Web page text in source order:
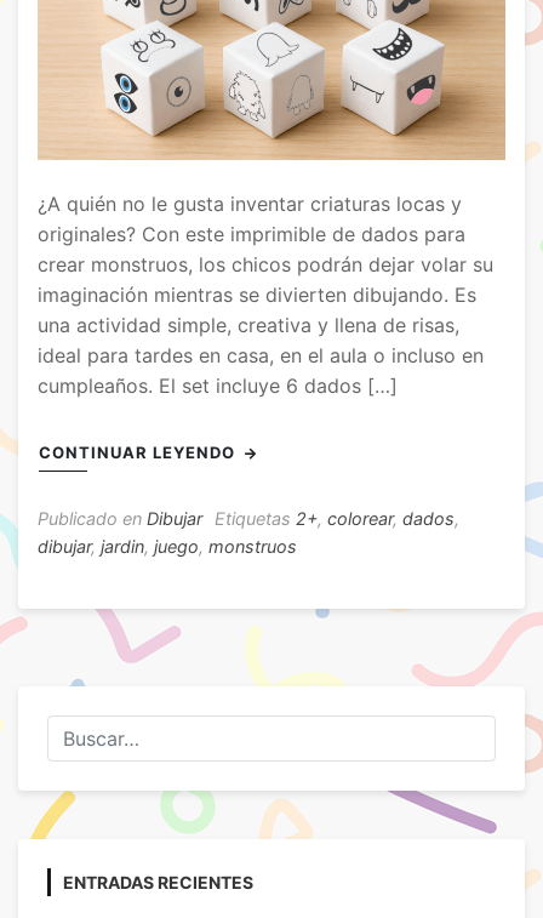
¿A quién no le gusta inventar criaturas locas y
originales? Con este imprimible de dados para
crear monstruos, los chicos podrán dejar volar su
imaginación mientras se divierten dibujando. Es
una actividad simple, creativa y llena de risas,
ideal para tardes en casa, en el aula o incluso en
cumpleaños. El set incluye 6 dados […]
CONTINUAR LEYENDO
Publicado en Dibujar Etiquetas 2+, colorear, dados,
dibujar, jardin, juego, monstruos
ENTRADAS RECIENTES